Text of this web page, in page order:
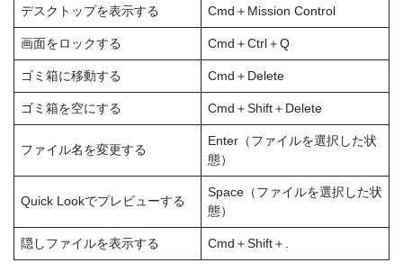
デスクトップを表示する Cmd＋Mission Control
画面をロックする Cmd＋Ctrl＋Q
ゴミ箱に移動する Cmd＋Delete
ゴミ箱を空にする Cmd＋Shift＋Delete
ファイル名を変更する
Enter（ファイルを選択した状
態）
Quick Lookでプレビューする
Space（ファイルを選択した状
態）
隠しファイルを表示する Cmd＋Shift＋.